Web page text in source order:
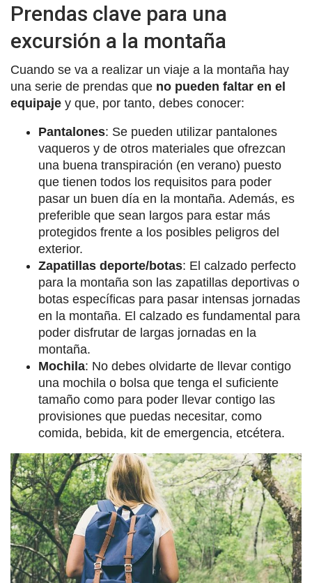
Prendas clave para una
excursión a la montaña
Cuando se va a realizar un viaje a la montaña hay
una serie de prendas que no pueden faltar en el
equipaje y que, por tanto, debes conocer:
Pantalones: Se pueden utilizar pantalones
vaqueros y de otros materiales que ofrezcan
una buena transpiración (en verano) puesto
que tienen todos los requisitos para poder
pasar un buen día en la montaña. Además, es
preferible que sean largos para estar más
protegidos frente a los posibles peligros del
exterior.
Zapatillas deporte/botas: El calzado perfecto
para la montaña son las zapatillas deportivas o
botas específicas para pasar intensas jornadas
en la montaña. El calzado es fundamental para
poder disfrutar de largas jornadas en la
montaña.
Mochila: No debes olvidarte de llevar contigo
una mochila o bolsa que tenga el suficiente
tamaño como para poder llevar contigo las
provisiones que puedas necesitar, como
comida, bebida, kit de emergencia, etcétera.